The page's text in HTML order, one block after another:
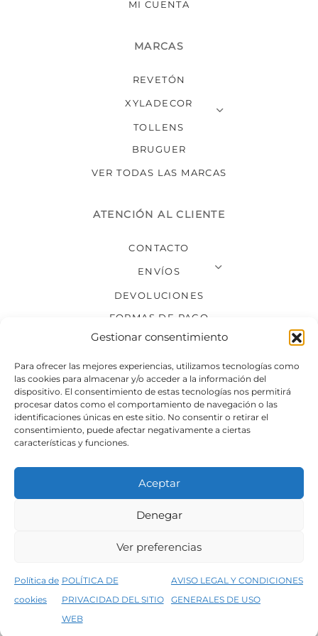
Gestionar consentimiento
Para ofrecer las mejores experiencias, utilizamos tecnologías como
las cookies para almacenar y/o acceder a la información del
dispositivo. El consentimiento de estas tecnologías nos permitirá
procesar datos como el comportamiento de navegación o las
identificaciones únicas en este sitio. No consentir o retirar el
consentimiento, puede afectar negativamente a ciertas
características y funciones.
Aceptar
Denegar
Ver preferencias
Política de
cookies
POLÍTICA DE
PRIVACIDAD DEL SITIO
WEB
AVISO LEGAL Y CONDICIONES
GENERALES DE USO
5% de descuento en tu primera compra, utiliza el código PRIMERACOMPRA
MI CUENTA
MARCAS
REVETÓN
XYLADECOR
TOLLENS
BRUGUER
VER TODAS LAS MARCAS
ATENCIÓN AL CLIENTE
CONTACTO
ENVÍOS
DEVOLUCIONES
FORMAS DE PAGO
SÍGUENOS
Condiciones generales de venta
Política de privacidad del sitio web
©2026 Decopintur- todos los derechos